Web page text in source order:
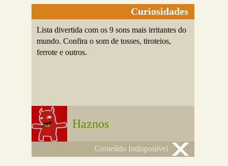
Curiosidades
Lista divertida com os 9 sons mais irritantes do
mundo. Confira o som de tosses, tiroteios,
ferrote e outros.
Haznos
Conteúdo Indisponível